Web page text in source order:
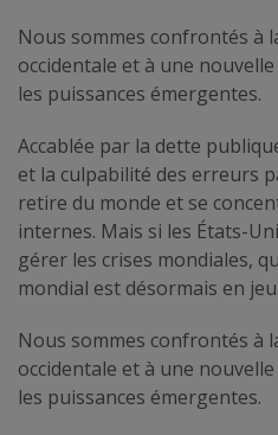
Nous sommes confrontés à
occidentale et à une
les puissances émergentes.
Accablée par la dette
et la culpabilité des erreurs
retire du monde et se
internes. Mais si les États-
gérer les crises mondiales,
mondial est désormais en jeu.
Nous sommes confrontés à
occidentale et à une
les puissances émergentes.